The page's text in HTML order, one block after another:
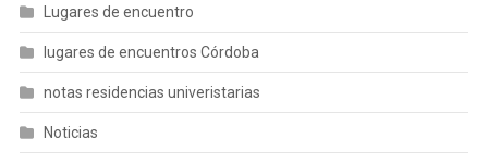
Lugares de encuentro
lugares de encuentros Córdoba
notas residencias univeristarias
Noticias